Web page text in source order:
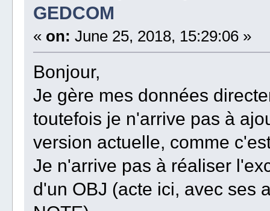
GEDCOM
« on: June 25, 2018, 15:29:06 »
Bonjour,
Je gère mes données
toutefois je n'arrive pas à
version actuelle, comme
Je n'arrive pas à réaliser
d'un OBJ (acte ici, avec ses